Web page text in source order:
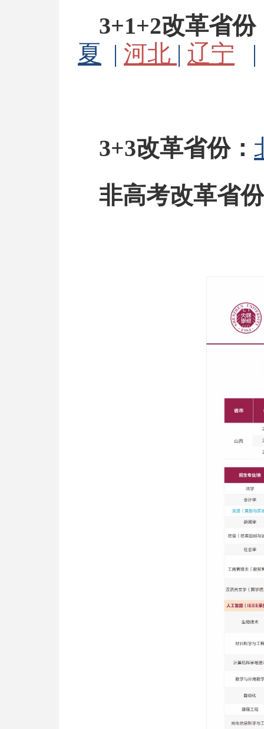
3+1+2改革省
夏 | 河北 | 辽宁
3+3改革省份：
非高考改革省